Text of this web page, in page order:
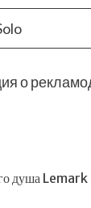
о
душа